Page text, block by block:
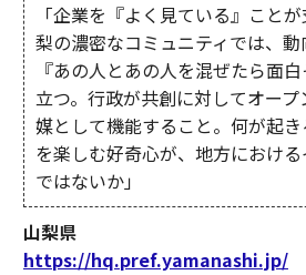
「企業を『よく見ている』こと
梨の濃密なコミュニティでは、
『あの人とあの人を混ぜたら面
立つ。行政が共創に対してオー
媒として機能すること。何が起
を楽しむ好奇心が、地方におけ
ではないか」
山梨県
https://hq.pref.yamanashi.jp/